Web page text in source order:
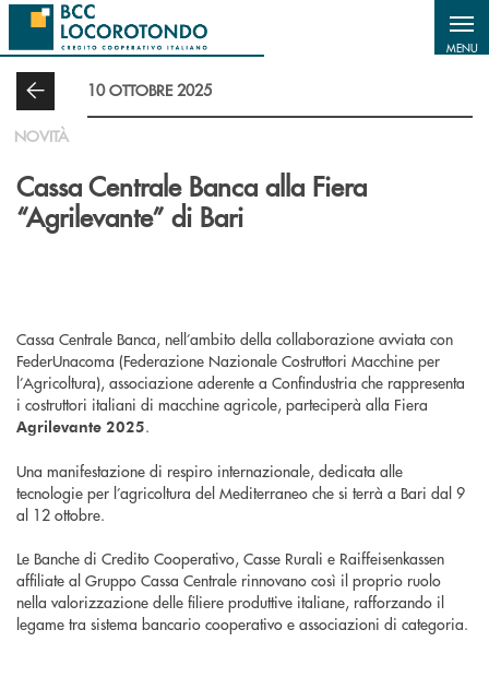
Salta al contenuto principale
MENU
10 OTTOBRE 2025
NOVITÀ
Cassa Centrale Banca alla Fiera
“Agrilevante” di Bari
Cassa Centrale Banca, nell’ambito della collaborazione avviata con
FederUnacoma (Federazione Nazionale Costruttori Macchine per
l’Agricoltura), associazione aderente a Confindustria che rappresenta
i costruttori italiani di macchine agricole, parteciperà alla Fiera
Agrilevante 2025.
Una manifestazione di respiro internazionale, dedicata alle
tecnologie per l’agricoltura del Mediterraneo che si terrà a Bari dal 9
al 12 ottobre.
Le Banche di Credito Cooperativo, Casse Rurali e Raiffeisenkassen
affiliate al Gruppo Cassa Centrale rinnovano così il proprio ruolo
nella valorizzazione delle filiere produttive italiane, rafforzando il
legame tra sistema bancario cooperativo e associazioni di categoria.